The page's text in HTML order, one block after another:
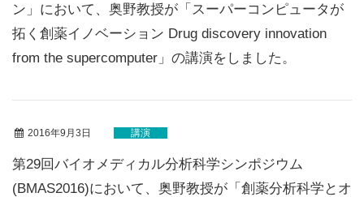
ン」において、奥野教授が「スーパーコンピュータが
拓く創薬イノベーション Drug discovery innovation
from the supercomputer」の講演をしました。
2016年9月3日 講演
第29回バイオメディカル分析科学シンポジウム
(BMAS2016)において、奥野教授が「創薬分析科学とオ